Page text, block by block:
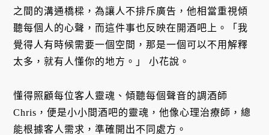
之間的溝通橋樑，為讓人不排斥廣告，他相當重視傾
聽每個人的心聲，而這件事也反映在開酒吧上。「我
覺得人有時候需要一個空間，那是一個可以不用解釋
太多，就有人懂你的地方。」 小花說。
懂得照顧每位客人靈魂、傾聽每個聲音的調酒師
Chris，便是小小間酒吧的靈魂，他像心理治療師，總
能根據客人需求，準確開出不同處方。